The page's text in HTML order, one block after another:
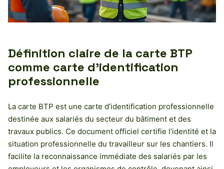
Définition claire de la carte BTP
comme carte d’identification
professionnelle
La carte BTP est une carte d’identification professionnelle
destinée aux salariés du secteur du bâtiment et des
travaux publics. Ce document officiel certifie l’identité et la
situation professionnelle du travailleur sur les chantiers. Il
facilite la reconnaissance immédiate des salariés par les